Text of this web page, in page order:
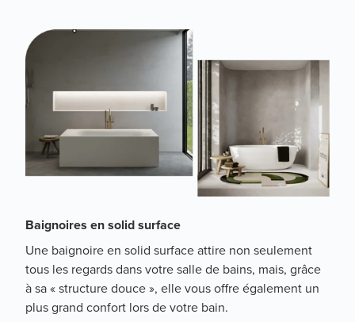
Baignoires en solid surface
Une baignoire en solid surface attire non seulement
tous les regards dans votre salle de bains, mais, grâce
à sa « structure douce », elle vous offre également un
plus grand confort lors de votre bain.